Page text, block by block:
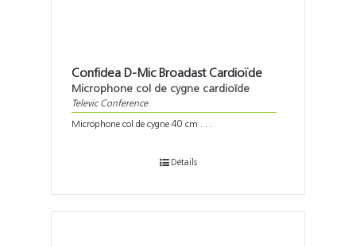
Confidea D-Mic Broadast Cardioïde
Microphone col de cygne cardioïde
Televic Conference
Microphone col de cygne 40 cm . . .
Détails